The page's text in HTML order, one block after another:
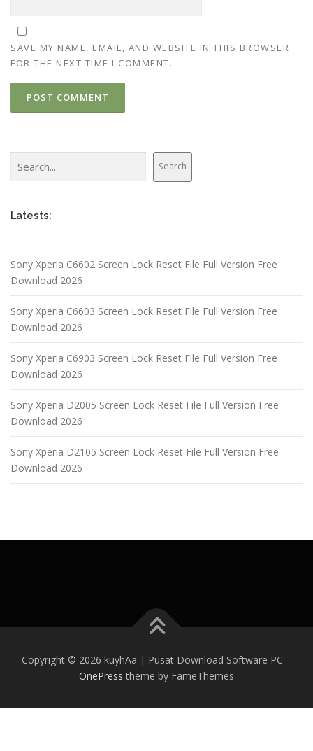
SAVE MY NAME, EMAIL, AND WEBSITE IN THIS BROWSER
FOR THE NEXT TIME I COMMENT.
Search
Latests:
Sony Xperia C6602 Screen Lock Reset File Full Version Free
Download 2026
Sony Xperia C6603 Screen Lock Reset File Full Version Free
Download 2026
Sony Xperia C6903 Screen Lock Reset File Full Version Free
Download 2026
Sony Xperia D2005 Screen Lock Reset File Full Version Free
Download 2026
Sony Xperia D2105 Screen Lock Reset File Full Version Free
Download 2026
Copyright © 2026 kuyhAa | Pusat Download Software PC –
OnePress theme by FameThemes